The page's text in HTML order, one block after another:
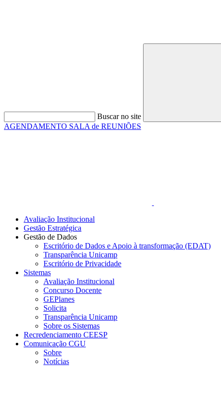
Buscar no site
AGENDAMENTO SALA de REUNIÕES
Avaliação Institucional
Gestão Estratégica
Gestão de Dados
Escritório de Dados e Apoio à transformação (EDAT)
Transparência Unicamp
Escritório de Privacidade
Sistemas
Avaliação Institucional
Concurso Docente
GEPlanes
Solicita
Transparência Unicamp
Sobre os Sistemas
Recredenciamento CEESP
Comunicação CGU
Sobre
Notícias